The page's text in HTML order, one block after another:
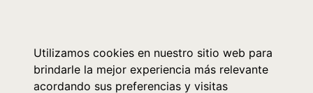
Utilizamos cookies en nuestro sitio web para
brindarle la mejor experiencia más relevante
acordando sus preferencias y visitas